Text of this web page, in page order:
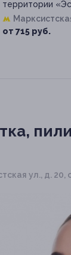
территории
от 715 руб.
ул., д. 20,